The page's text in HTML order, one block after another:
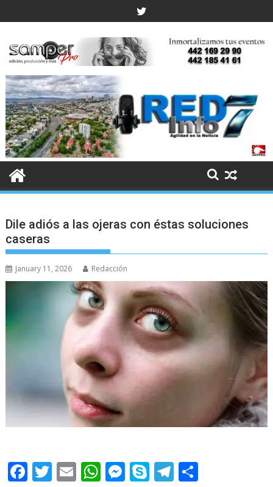
to
Dile adiós a las ojeras con éstas soluciones
caseras
January 11, 2026 Redacción
F T E W M S T